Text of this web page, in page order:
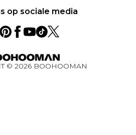
Augustus 2026
op sociale media
© 2026 BOOHOOMAN